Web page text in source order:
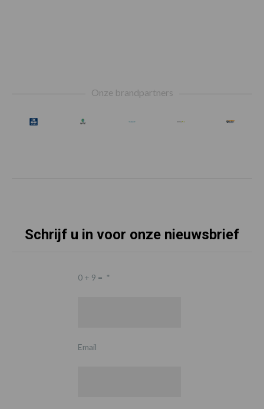
Onze brandpartners
Schrijf u in voor onze nieuwsbrief
0 + 9 = *
Email